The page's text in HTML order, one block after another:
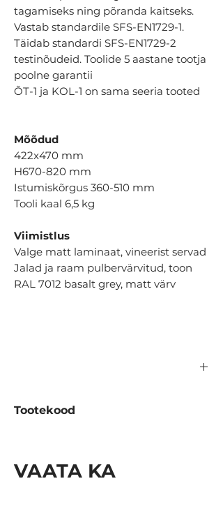
tagamiseks ning põranda kaitseks.
Vastab standardile SFS-EN1729-1.
Täidab standardi SFS-EN1729-2
testinõudeid. Toolide 5 aastane tootja
poolne garantii
ÕT-1 ja KOL-1 on sama seeria tooted
Mõõdud
422x470 mm
H670-820 mm
Istumiskõrgus 360-510 mm
Tooli kaal 6,5 kg
Viimistlus
Valge matt laminaat, vineerist servad
Jalad ja raam pulbervärvitud, toon
RAL 7012 basalt grey, matt värv
Tootekood
VAATA KA